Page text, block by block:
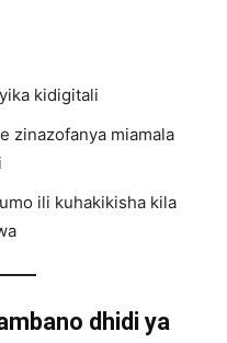
kidigitali
zinazofanya miamala
ili kuhakikisha kila
dhidi ya